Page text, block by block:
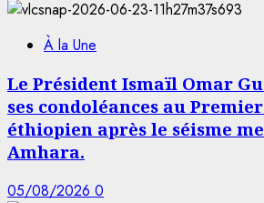
À la Une
Le Président Ismaïl Omar
ses condoléances au
éthiopien après le séisme
Amhara.
05/08/2026 0